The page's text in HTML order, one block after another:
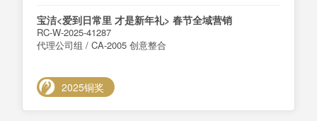
宝洁<爱到日常里 才是新年礼> 春节全域营销
RC-W-2025-41287
代理公司组 / CA-2005 创意整合
2025铜奖